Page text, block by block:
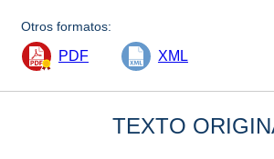
Otros formatos:
PDF XML
TEXTO